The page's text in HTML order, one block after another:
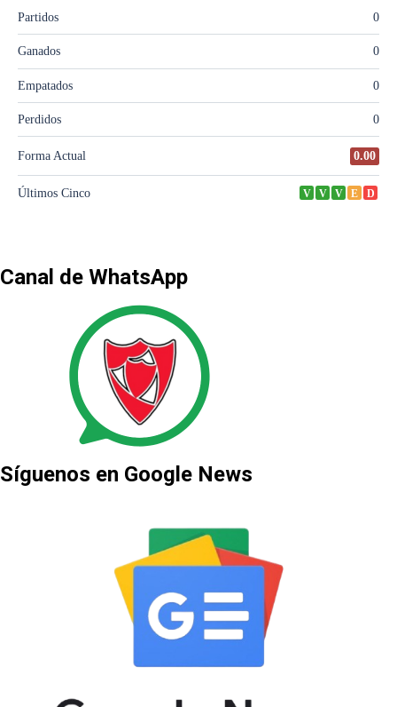
Canal de WhatsApp
Síguenos en Google News